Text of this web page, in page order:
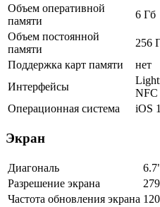
Объем оперативной
памяти
6 Гб
Объем постоянной
памяти
256
Поддержка карт памяти
нет
Интерфейсы
NFC
Операционная система
iOS
Экран
Диагональ
Разрешение экрана
Частота обновления экрана